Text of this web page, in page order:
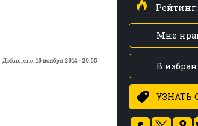
Добавлено: 10 ноября 2014 - 20:05
Рейтинг:
Мне
В
УЗНАТЬ